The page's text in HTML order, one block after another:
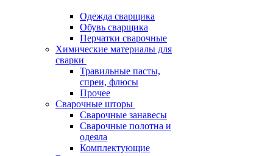
Одежда сварщика
Обувь сварщика
Перчатки сварочные
Химические материалы для
сварки
Травильные пасты,
спреи, флюсы
Прочее
Сварочные шторы
Сварочные занавесы
Сварочные полотна и
одеяла
Комплектующие